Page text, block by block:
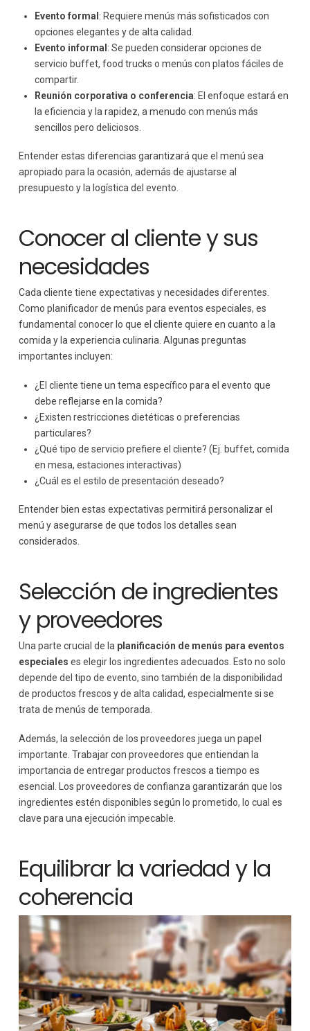
Evento formal: Requiere menús más sofisticados con
opciones elegantes y de alta calidad.
Evento informal: Se pueden considerar opciones de
servicio buffet, food trucks o menús con platos fáciles de
compartir.
Reunión corporativa o conferencia: El enfoque estará en
la eficiencia y la rapidez, a menudo con menús más
sencillos pero deliciosos.
Entender estas diferencias garantizará que el menú sea
apropiado para la ocasión, además de ajustarse al
presupuesto y la logística del evento.
Conocer al cliente y sus
necesidades
Cada cliente tiene expectativas y necesidades diferentes.
Como planificador de menús para eventos especiales, es
fundamental conocer lo que el cliente quiere en cuanto a la
comida y la experiencia culinaria. Algunas preguntas
importantes incluyen:
¿El cliente tiene un tema específico para el evento que
debe reflejarse en la comida?
¿Existen restricciones dietéticas o preferencias
particulares?
¿Qué tipo de servicio prefiere el cliente? (Ej. buffet, comida
en mesa, estaciones interactivas)
¿Cuál es el estilo de presentación deseado?
Entender bien estas expectativas permitirá personalizar el
menú y asegurarse de que todos los detalles sean
considerados.
Selección de ingredientes
y proveedores
Una parte crucial de la planificación de menús para eventos
especiales es elegir los ingredientes adecuados. Esto no solo
depende del tipo de evento, sino también de la disponibilidad
de productos frescos y de alta calidad, especialmente si se
trata de menús de temporada.
Además, la selección de los proveedores juega un papel
importante. Trabajar con proveedores que entiendan la
importancia de entregar productos frescos a tiempo es
esencial. Los proveedores de confianza garantizarán que los
ingredientes estén disponibles según lo prometido, lo cual es
clave para una ejecución impecable.
Equilibrar la variedad y la
coherencia